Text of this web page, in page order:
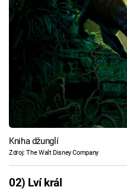
Kniha džunglí
Zdroj: The Walt Disney Company
02) Lví král